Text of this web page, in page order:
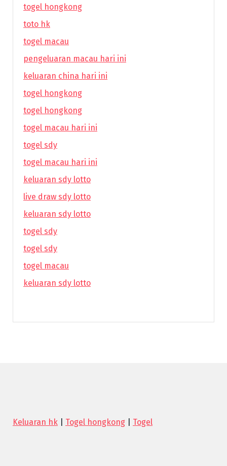
togel hongkong
toto hk
togel macau
pengeluaran macau hari ini
keluaran china hari ini
togel hongkong
togel hongkong
togel macau hari ini
togel sdy
togel macau hari ini
keluaran sdy lotto
live draw sdy lotto
keluaran sdy lotto
togel sdy
togel sdy
togel macau
keluaran sdy lotto
Keluaran hk Togel hongkong Togel